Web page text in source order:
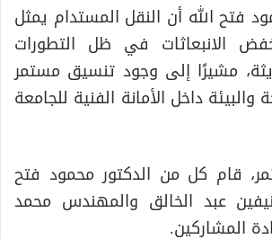
فتح الله أن النقل المستدام يمثل
الانبعاثات في ظل التطورات
مشيرًا إلى وجود تنسيق مستمر
داخل الأمانة الفنية للجامعة
قام كل من الدكتور محمود فتح
نيفين عبد الخالق والمهندس محمد
المشاركين.